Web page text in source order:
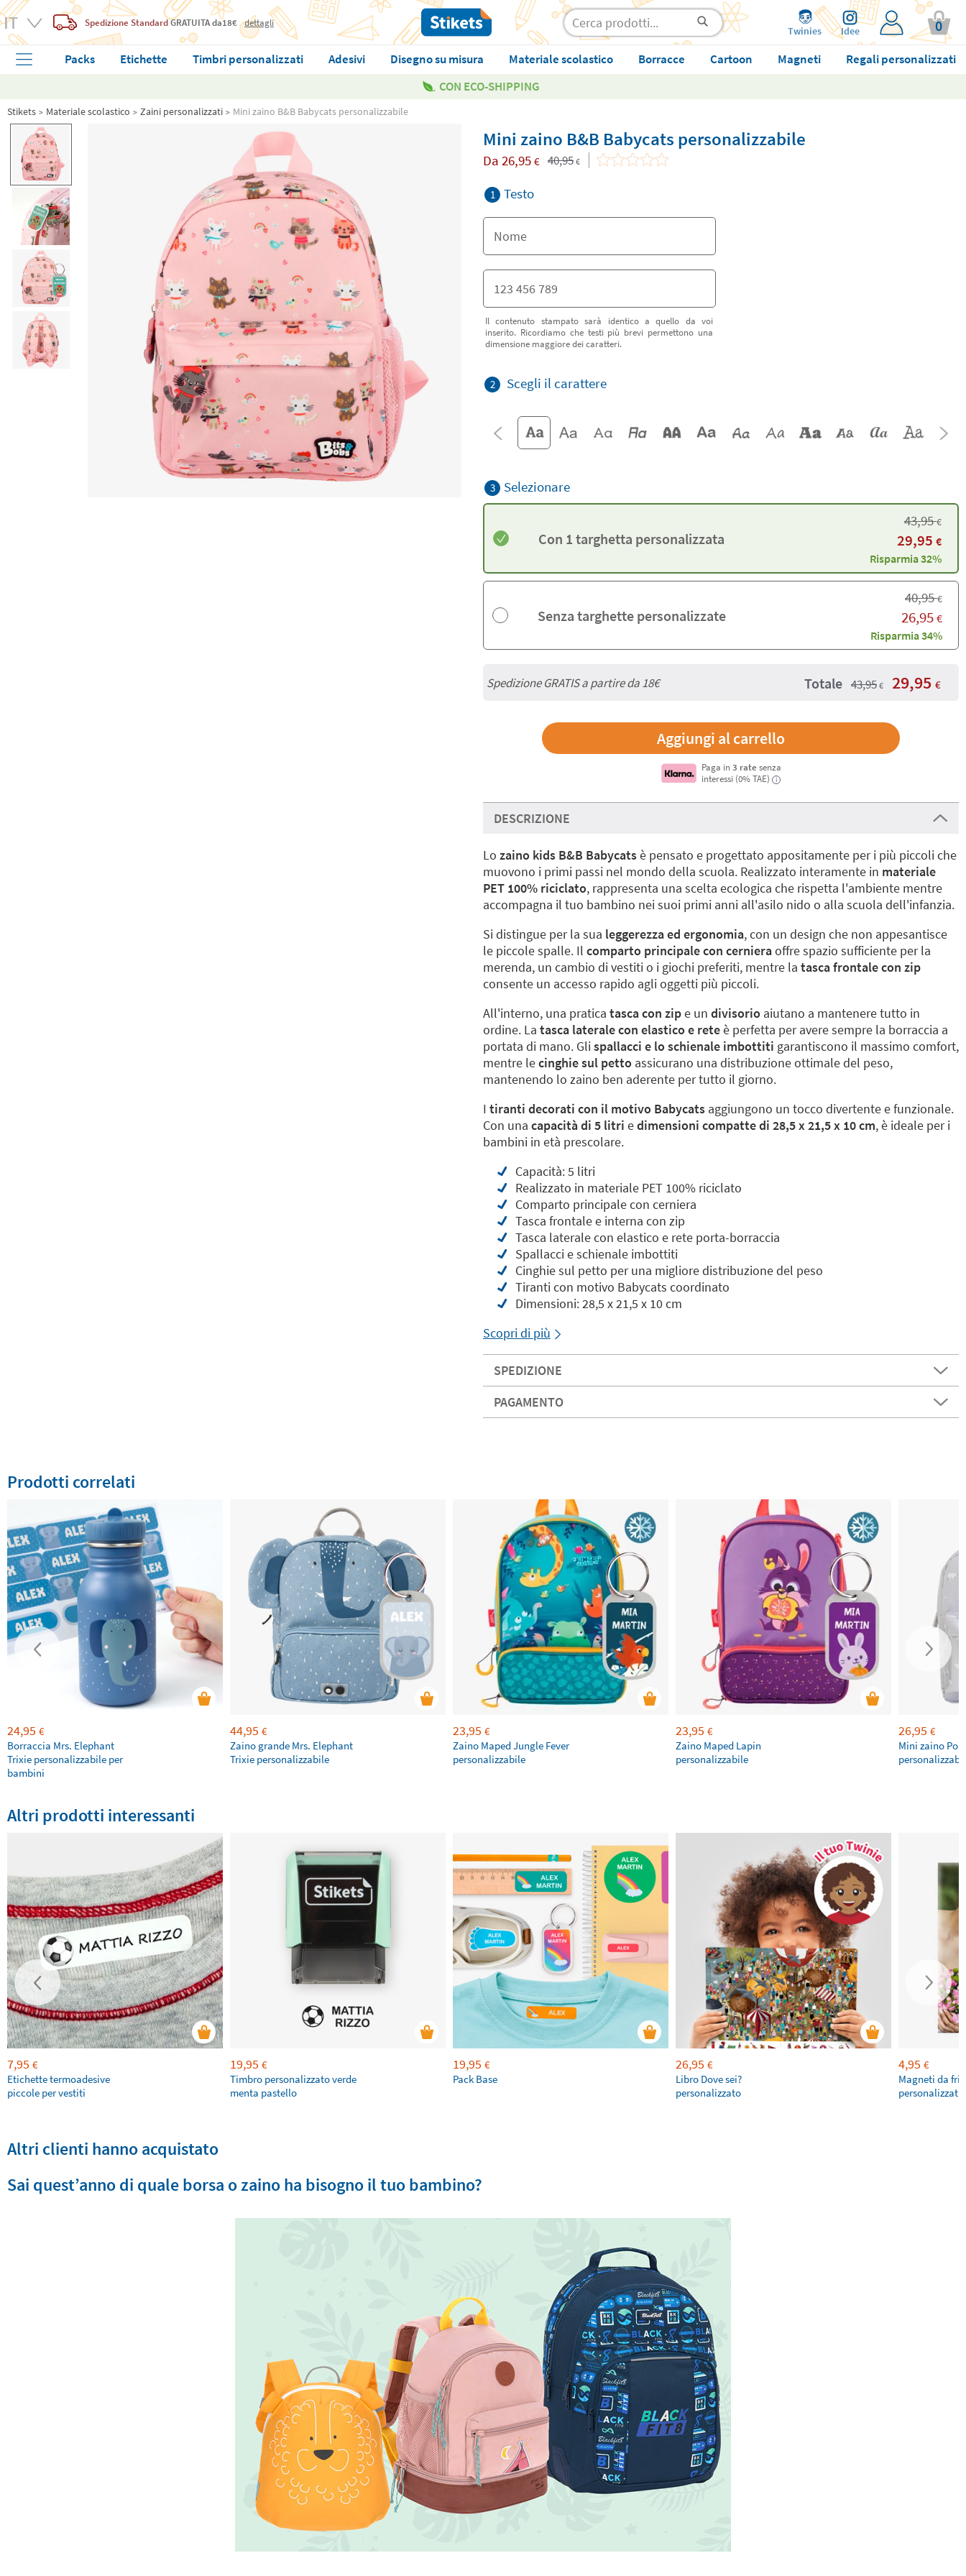
Spedizione StandardGRATUITAda18€ dettagli
Twinies Idee 0
Packs Etichette Timbri personalizzati Adesivi Disegno su misura Materiale scolastico Borracce Cartoon Magneti
Regali personalizzati
CON ECO-SHIPPING
Stikets Materiale scolastico Zaini personalizzati Mini zaino B&B Babycats personalizzabile
Mini zaino B&B Babycats personalizzabile
Da 26,95 € 40,95 €
1 Testo
Il contenuto stampato sarà identico a quello da voi
inserito. Ricordiamo che testi più brevi permettono una
dimensione maggiore dei caratteri.
2 Scegli il carattere
3 Selezionare
Con 1 targhetta personalizzata
43,95€
29,95 €
Risparmia 32%
Senza targhette personalizzate
40,95€
26,95 €
Risparmia 34%
Spedizione GRATIS a partire da18€ Totale 43,95 € 29,95 €
Paga in 3 rate senza
interessi (0% TAE)
i
DESCRIZIONE
Lo zaino kids B&B Babycatsè pensato e progettato appositamente per i più piccoli che
muovono i primi passi nel mondo della scuola. Realizzato interamente in materiale
PET 100% riciclato, rappresenta una scelta ecologica che rispetta l'ambiente mentre
accompagna il tuo bambino nei suoi primi anni all'asilo nido o alla scuola dell'infanzia.
Si distingue per la sua leggerezza ed ergonomia, con un design che non appesantisce
le piccole spalle. Il comparto principale con cernieraoffre spazio sufficiente per la
merenda, un cambio di vestiti o i giochi preferiti, mentre la tasca frontale con zip
consente un accesso rapido agli oggetti più piccoli.
All'interno, una pratica tasca con zipe un divisorio aiutano a mantenere tutto in
ordine. La tasca laterale con elastico e reteè perfetta per avere sempre la borraccia a
portata di mano. Glispallacci e lo schienale imbottiti garantiscono il massimo comfort,
mentre lecinghie sul petto assicurano una distribuzione ottimale del peso,
mantenendo lo zaino ben aderente per tutto il giorno.
I tiranti decorati con il motivo Babycats aggiungono un tocco divertente e funzionale.
Con una capacità di 5 litri edimensioni compatte di 28,5 x 21,5 x 10 cm, è ideale per i
bambini in età prescolare.
Capacità: 5 litri
Realizzato in materiale PET 100% riciclato
Comparto principale con cerniera
Tasca frontale e interna con zip
Tasca laterale con elastico e rete porta-borraccia
Spallacci e schienale imbottiti
Cinghie sul petto per una migliore distribuzione del peso
Tiranti con motivo Babycats coordinato
Dimensioni: 28,5 x 21,5 x 10 cm
Scopri di più
SPEDIZIONE
PAGAMENTO
Prodotti correlati
24,95 €
Borraccia Mrs. Elephant
Trixie personalizzabile per
bambini
44,95 €
Zaino grande Mrs. Elephant
Trixie personalizzabile
23,95 €
Zaino Maped Jungle Fever
personalizzabile
23,95 €
Zaino Maped Lapin
personalizzabile
26,95 €
Mini zaino
Altri prodotti interessanti
7,95 €
Etichette termoadesive
piccole per vestiti
19,95 €
Timbro personalizzato verde
menta pastello
19,95 €
Pack Base
26,95 €
Libro Dove sei?
personalizzato
4,95 €
Magneti da
personalizzati
Altri clienti hanno acquistato
Sai quest’anno di quale borsa o zaino ha bisogno il tuo bambino?